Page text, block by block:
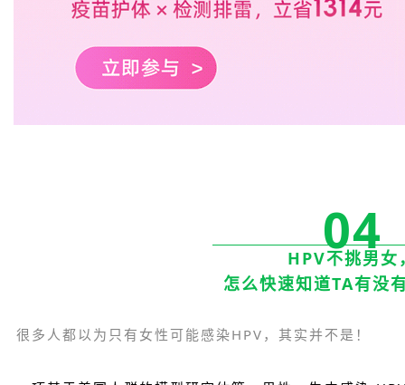
04
HPV不挑男女
怎么快速知道TA有没
很多人都以为只有女性可能感染HPV，其实并不是！